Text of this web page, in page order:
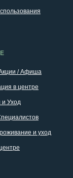
/ Афиша
в центре
и Уход
и уход